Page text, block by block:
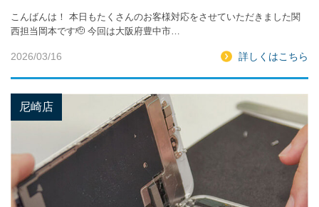
こんばんは！ 本日もたくさんのお客様対応をさせていただきました関
西担当岡本です🫡 今回は大阪府豊中市…
2026/03/16 詳しくはこちら
尼崎店